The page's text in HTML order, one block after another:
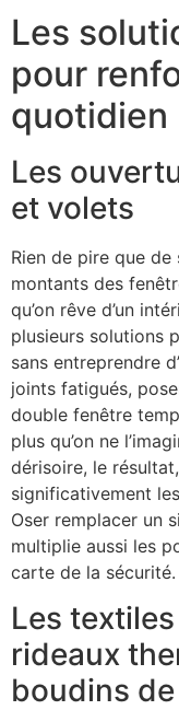
Les
pour
quotidien
Les
et volets
Rien de pire que
montants des
qu’on rêve d’un
plusieurs solutions
sans entreprendre
joints fatigués,
double fenêtre
plus qu’on ne
dérisoire, le
significativement
Oser remplacer un
multiplie aussi les
carte de la sécurité.
Les
rideaux
boudins